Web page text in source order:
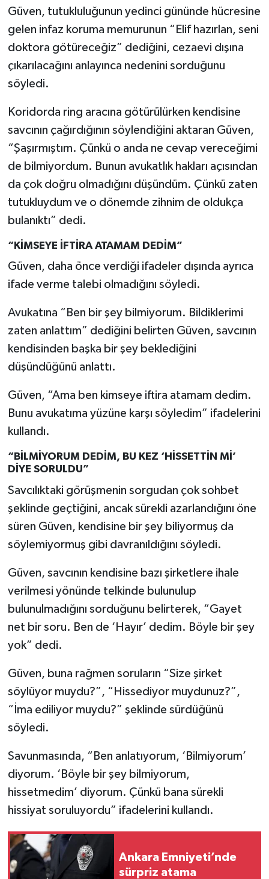
Güven, tutukluluğunun yedinci gününde hücresine
gelen infaz koruma memurunun “Elif hazırlan, seni
doktora götüreceğiz” dediğini, cezaevi dışına
çıkarılacağını anlayınca nedenini sorduğunu
söyledi.
Koridorda ring aracına götürülürken kendisine
savcının çağırdığının söylendiğini aktaran Güven,
“Şaşırmıştım. Çünkü o anda ne cevap vereceğimi
de bilmiyordum. Bunun avukatlık hakları açısından
da çok doğru olmadığını düşündüm. Çünkü zaten
tutukluydum ve o dönemde zihnim de oldukça
bulanıktı” dedi.
“KİMSEYE İFTİRA ATAMAM DEDİM”
Güven, daha önce verdiği ifadeler dışında ayrıca
ifade verme talebi olmadığını söyledi.
Avukatına “Ben bir şey bilmiyorum. Bildiklerimi
zaten anlattım” dediğini belirten Güven, savcının
kendisinden başka bir şey beklediğini
düşündüğünü anlattı.
Güven, “Ama ben kimseye iftira atamam dedim.
Bunu avukatıma yüzüne karşı söyledim” ifadelerini
kullandı.
“BİLMİYORUM DEDİM, BU KEZ ‘HİSSETTİN Mİ’
DİYE SORULDU”
Savcılıktaki görüşmenin sorgudan çok sohbet
şeklinde geçtiğini, ancak sürekli azarlandığını öne
süren Güven, kendisine bir şey biliyormuş da
söylemiyormuş gibi davranıldığını söyledi.
Güven, savcının kendisine bazı şirketlere ihale
verilmesi yönünde telkinde bulunulup
bulunulmadığını sorduğunu belirterek, “Gayet
net bir soru. Ben de ‘Hayır’ dedim. Böyle bir şey
yok” dedi.
Güven, buna rağmen soruların “Size şirket
söylüyor muydu?”, “Hissediyor muydunuz?”,
“İma ediliyor muydu?” şeklinde sürdüğünü
söyledi.
Savunmasında, “Ben anlatıyorum, ‘Bilmiyorum’
diyorum. ‘Böyle bir şey bilmiyorum,
hissetmedim’ diyorum. Çünkü bana sürekli
hissiyat soruluyordu” ifadelerini kullandı.
Ankara Emniyeti’nde
sürpriz atama